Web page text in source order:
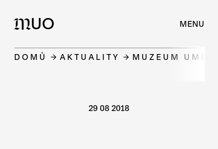
MUO MENU
DOMŮ AKTUALITY MUZEUM
29 08 2018